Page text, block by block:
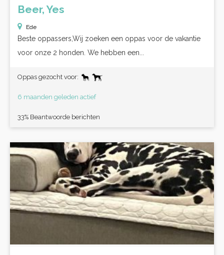
Beer, Yes
Ede
Beste oppassers,Wij zoeken een oppas voor de vakantie
voor onze 2 honden. We hebben een...
Oppas gezocht voor:
6 maanden geleden actief
33% Beantwoorde berichten